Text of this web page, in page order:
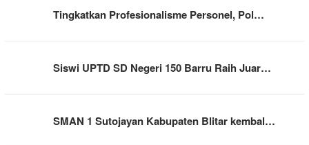
Tingkatkan Profesionalisme Personel, Pol…
Siswi UPTD SD Negeri 150 Barru Raih Juar…
SMAN 1 Sutojayan Kabupaten Blitar kembal…